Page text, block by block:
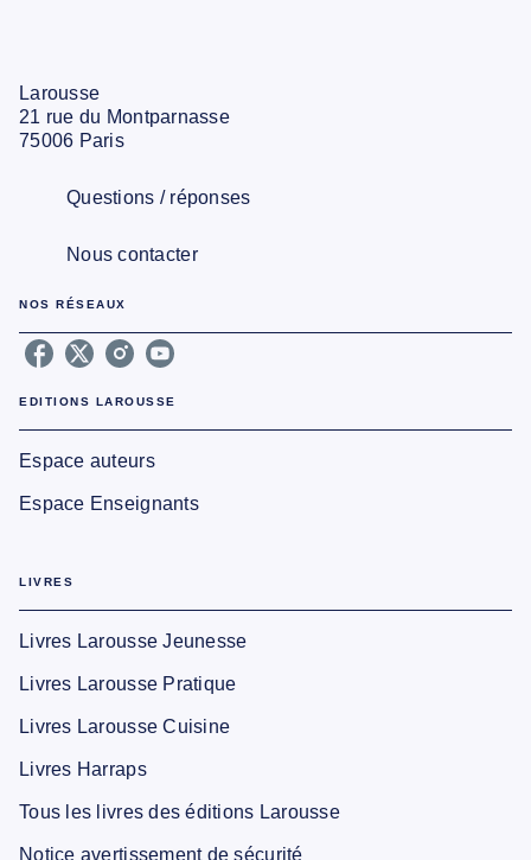
Larousse
21 rue du Montparnasse
75006 Paris
Questions / réponses
Nous contacter
NOS RÉSEAUX
EDITIONS LAROUSSE
Espace auteurs
Espace Enseignants
LIVRES
Livres Larousse Jeunesse
Livres Larousse Pratique
Livres Larousse Cuisine
Livres Harraps
Tous les livres des éditions Larousse
Notice avertissement de sécurité